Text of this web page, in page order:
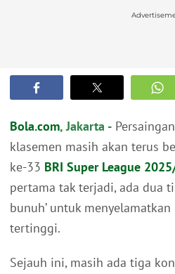
Bola.com, Jakarta -
klasemen masih akan terus
ke-33 BRI Super League
pertama tak terjadi, ada dua
bunuh’ untuk
tertinggi.
Sejauh ini, masih ada tiga